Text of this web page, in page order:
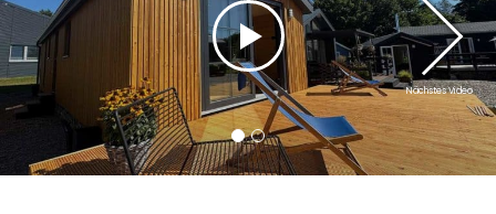
Nächstes Video